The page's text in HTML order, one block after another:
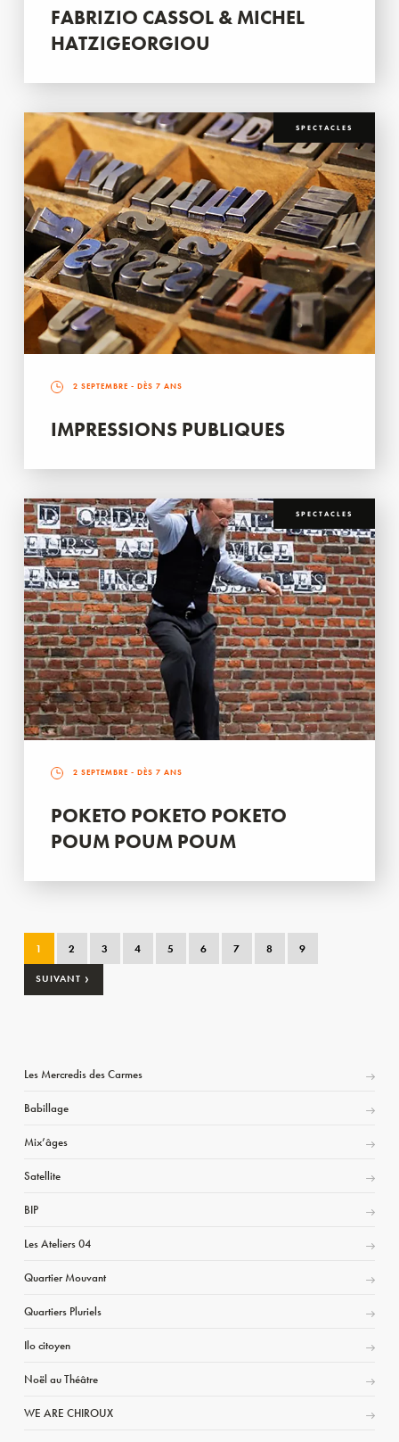
FABRIZIO CASSOL & MICHEL
HATZIGEORGIOU
SPECTACLES
2 SEPTEMBRE - DÈS 7 ANS
IMPRESSIONS PUBLIQUES
SPECTACLES
2 SEPTEMBRE - DÈS 7 ANS
POKETO POKETO POKETO
POUM POUM POUM
1 2 3 4 5 6 7 8 9
SUIVANT ›
Les Mercredis des Carmes
Babillage
Mix’âges
Satellite
BIP
Les Ateliers 04
Quartier Mouvant
Quartiers Pluriels
Ilo citoyen
Noël au Théâtre
WE ARE CHIROUX